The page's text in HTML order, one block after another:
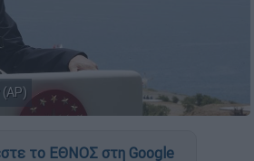
το ΕΘΝΟΣ στη Google